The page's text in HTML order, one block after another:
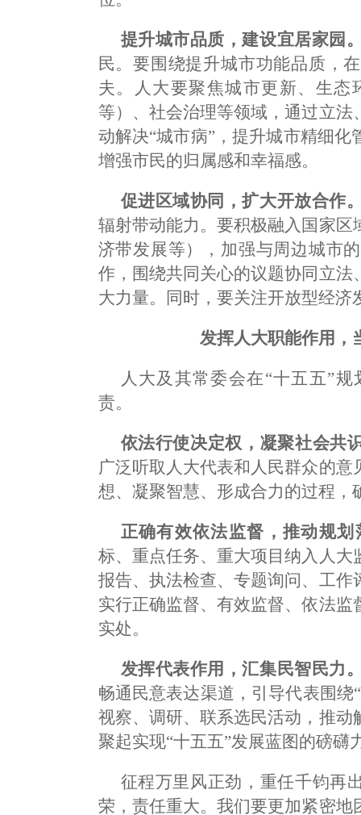
提升城市品质，建设宜居家园
民。要围绕提升城市功能品质，
夫。人大要聚焦城市更新、生
等）、社会治理等领域，通过立
动解决“城市病”，提升城市精细
增强市民的归属感和幸福感。
促进区域协同，扩大开放合作
辐射带动能力。要积极融入国家
济带发展等），加强与周边城市
作，围绕共同关心的议题协同立
大力量。同时，要关注开放型经
发挥人大职能作用，
人大及其常委会在“十五五”
责。
依法行使决定权，凝聚社会共
广泛听取人大代表和人民群众的
想、凝聚智慧、形成合力的过程，
正确有效依法监督，推动规划
标、重点任务、重大项目纳入人
报告、执法检查、专题询问、工
实行正确监督、有效监督、依法
实处。
发挥代表作用，汇集民智民力
畅通民意表达渠道，引导代表围
视察、调研、联系选民活动，推
聚起实现“十五五”发展蓝图的磅礴
征程万里风正劲，重任千钧再
荣，责任重大。我们要更加紧密